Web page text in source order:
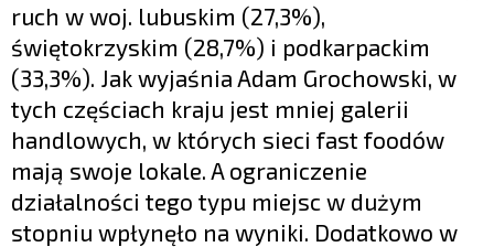
ruch w woj. lubuskim (27,3%),
świętokrzyskim (28,7%) i podkarpackim
(33,3%). Jak wyjaśnia Adam Grochowski, w
tych częściach kraju jest mniej galerii
handlowych, w których sieci fast foodów
mają swoje lokale. A ograniczenie
działalności tego typu miejsc w dużym
stopniu wpłynęło na wyniki. Dodatkowo w